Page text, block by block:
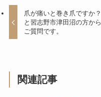
爪が痛いと巻き爪ですか？
と習志野市津田沼の方から
ご質問です。
関連記事